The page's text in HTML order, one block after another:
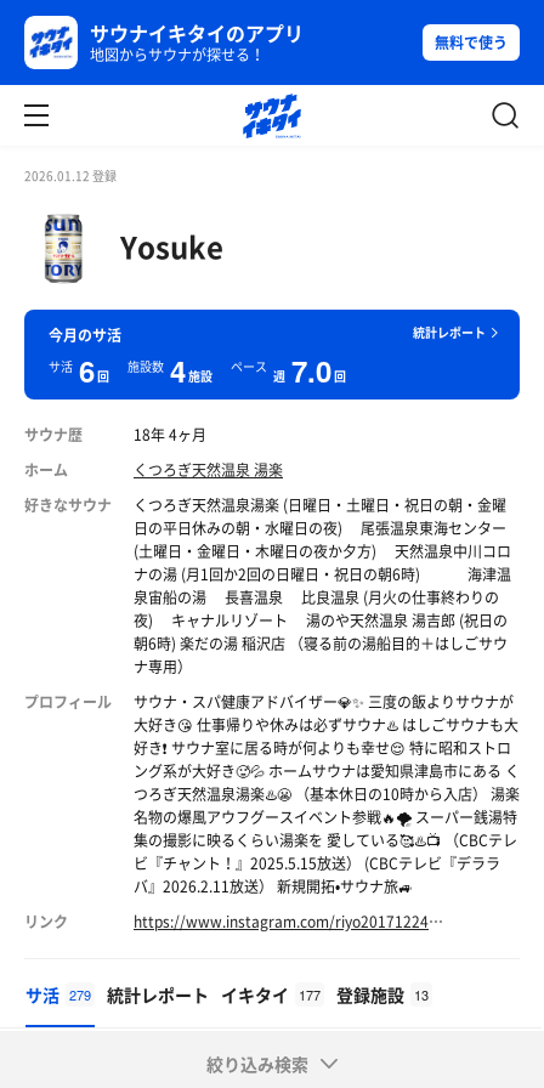
サウナイキタイのアプリ
地図からサウナが探せる！
無料で使う
2026.01.12 登録
Yosuke
統計レポート
今月のサ活
サ活 6回
施設数 4施設
ペース
週 7.0回
サウナ歴
18年 4ヶ月
ホーム
くつろぎ天然温泉 湯楽
好きなサウナ
くつろぎ天然温泉湯楽 (日曜日・土曜日・祝日の朝・金曜
日の平日休みの朝・水曜日の夜) 尾張温泉東海センター
(土曜日・金曜日・木曜日の夜か夕方) 天然温泉中川コロ
ナの湯 (月1回か2回の日曜日・祝日の朝6時) 海津温
泉宙船の湯 長喜温泉 比良温泉 (月火の仕事終わりの
夜) キャナルリゾート 湯のや天然温泉 湯吉郎 (祝日の
朝6時) 楽だの湯 稲沢店 （寝る前の湯船目的＋はしごサウ
ナ専用）
プロフィール
サウナ・スパ健康アドバイザー💎✨ 三度の飯よりサウナが
大好き😘 仕事帰りや休みは必ずサウナ♨️ はしごサウナも大
好き❗️ サウナ室に居る時が何よりも幸せ😌 特に昭和ストロ
ング系が大好き🥵💦 ホームサウナは愛知県津島市にある く
つろぎ天然温泉湯楽♨️😬 （基本休日の10時から入店） 湯楽
名物の爆風アウフグースイベント参戦🔥🌪️ スーパー銭湯特
集の撮影に映るくらい湯楽を 愛している🥰♨️📺 （CBCテレ
ビ『チャント！』2025.5.15放送） (CBCテレビ『デララ
バ』2026.2.11放送） 新規開拓•サウナ旅🚙
リンク
https://www.instagram.com/riyo20171224?igsh=MXA2aDVvMzFpc3FraA%3D%3D&utm_source=qr
サ活 279 統計レポート イキタイ 177 登録施設 13
絞り込み検索